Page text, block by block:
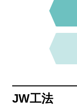
JW工法